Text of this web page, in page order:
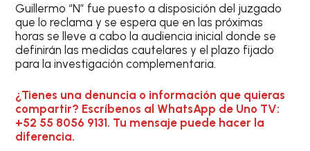
Guillermo “N” fue puesto a disposición del juzgado
que lo reclama y se espera que en las próximas
horas se lleve a cabo la audiencia inicial donde se
definirán las medidas cautelares y el plazo fijado
para la investigación complementaria.
¿Tienes una denuncia o información que quieras
compartir? Escríbenos al WhatsApp de Uno TV:
+52 55 8056 9131. Tu mensaje puede hacer la
diferencia.